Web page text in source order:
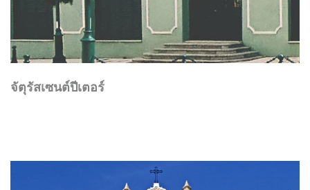
จัตุรัสเซนต์ปีเตอร์